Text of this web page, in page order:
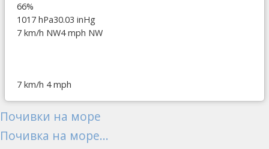
66%
1017 hPa30.03 inHg
7 km/h NW4 mph NW
7 km/h 4 mph
Почивки на море
Почивка на море...